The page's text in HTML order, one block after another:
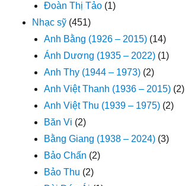
Đoàn Thị Tảo (1)
Nhạc sỹ (451)
Anh Bằng (1926 – 2015) (14)
Ánh Dương (1935 – 2022) (1)
Anh Thy (1944 – 1973) (2)
Anh Việt Thanh (1936 – 2015) (2)
Anh Việt Thu (1939 – 1975) (2)
Băn Vi (2)
Bằng Giang (1938 – 2024) (3)
Bảo Chấn (2)
Bảo Thu (2)